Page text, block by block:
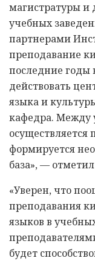
магистратуры и
учебных
партнерами
преподавание
последние годы
действовать
языка и
кафедра. Между
осуществляется
формируется
база», —
«Уверен, что
преподавания
языков в
будет